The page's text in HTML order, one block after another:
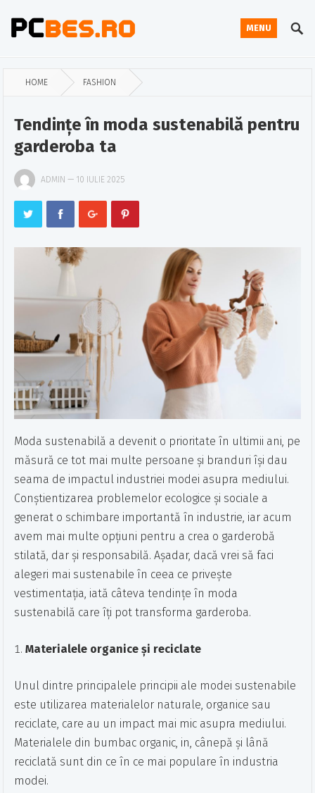
MENU
HOME FASHION
Tendințe în moda sustenabilă pentru
garderoba ta
ADMIN — 10 IULIE 2025
Moda sustenabilă a devenit o prioritate în ultimii ani, pe
măsură ce tot mai multe persoane și branduri își dau
seama de impactul industriei modei asupra mediului.
Conștientizarea problemelor ecologice și sociale a
generat o schimbare importantă în industrie, iar acum
avem mai multe opțiuni pentru a crea o garderobă
stilată, dar și responsabilă. Așadar, dacă vrei să faci
alegeri mai sustenabile în ceea ce privește
vestimentația, iată câteva tendințe în moda
sustenabilă care îți pot transforma garderoba.
Materialele organice și reciclate
Unul dintre principalele principii ale modei sustenabile
este utilizarea materialelor naturale, organice sau
reciclate, care au un impact mai mic asupra mediului.
Materialele din bumbac organic, in, cânepă și lână
reciclată sunt din ce în ce mai populare în industria
modei.